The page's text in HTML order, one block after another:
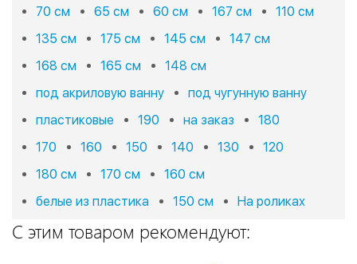
70 см 65 см 60 см 167 см
110 см
135 см
175 см 145 см
147 см
168 см
165 см
148 см
под акриловую ванну
под чугунную ванну
пластиковые
190 на заказ
180
170
160 150 140 130
120
180 см
170 см
160 см
белые из пластика
150 см На роликах
С этим товаром рекомендуют: